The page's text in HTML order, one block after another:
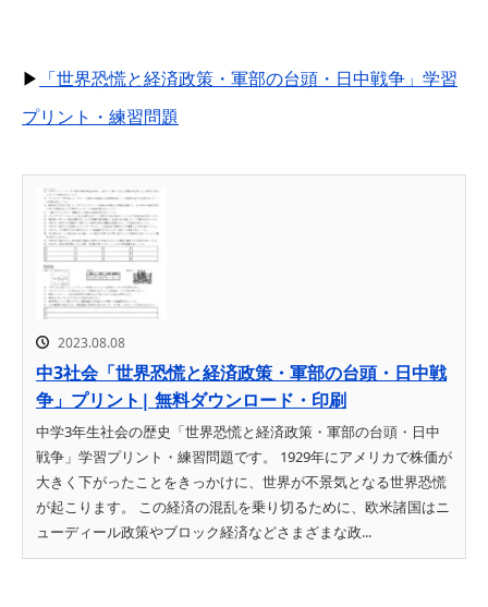
▶ 「世界恐慌と経済政策・軍部の台頭・日中戦争」学習
プリント・練習問題
2023.08.08
中3社会「世界恐慌と経済政策・軍部の台頭・日中戦
争」プリント| 無料ダウンロード・印刷
中学3年生社会の歴史「世界恐慌と経済政策・軍部の台頭・日中
戦争」学習プリント・練習問題です。 1929年にアメリカで株価が
大きく下がったことをきっかけに、世界が不景気となる世界恐慌
が起こります。 この経済の混乱を乗り切るために、欧米諸国はニ
ューディール政策やブロック経済などさまざまな政...